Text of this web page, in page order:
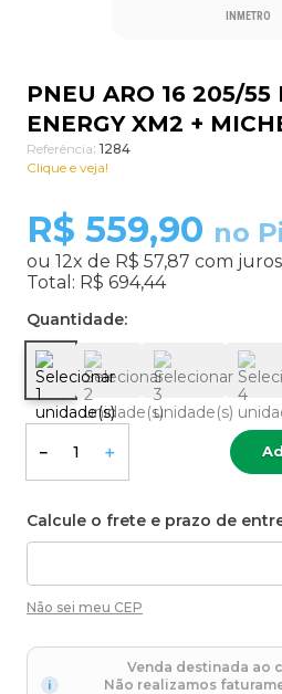
INMETRO
PNEU ARO 16 205/55
ENERGY XM2 +
Referência: 1284
Clique e veja!
R$ 559,90 no
ou 12x de R$ 57,87 com juros
Total: R$ 694,44
Quantidade:
＋
－
Calcule o frete e prazo de
Não sei meu CEP
Venda destinada ao
Não realizamos